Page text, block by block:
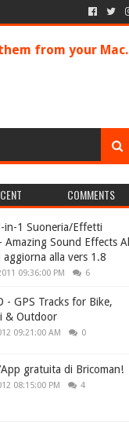
from your Mac.
COMMENTS
in-1 Suoneria/Effetti
Amazing Sound Effects All
aggiorna alla vers 1.8
09:36:00 PM 6
- GPS Tracks for Bike,
& Outdoor
09:21:00 AM 0
gratuita di Bricoman!
08:15:00 PM 4